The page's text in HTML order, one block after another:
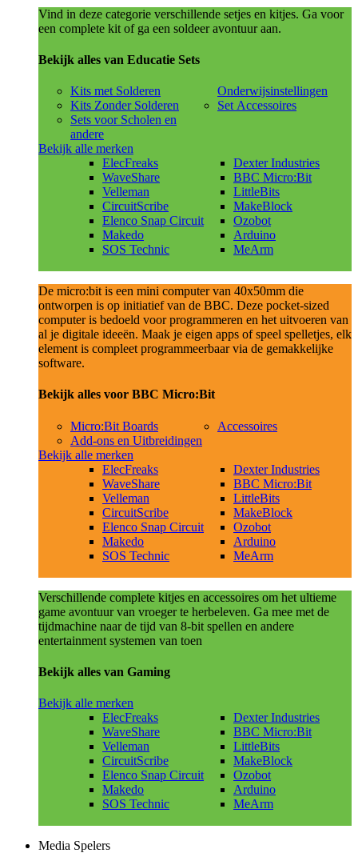
Vind in deze categorie verschillende setjes en kitjes. Ga voor
een complete kit of ga een soldeer avontuur aan.
Bekijk alles van Educatie Sets
Kits met Solderen
Kits Zonder Solderen
Sets voor Scholen en
andere
Onderwijsinstellingen
Set Accessoires
Bekijk alle merken
ElecFreaks
WaveShare
Velleman
CircuitScribe
Elenco Snap Circuit
Makedo
SOS Technic
Dexter Industries
BBC Micro:Bit
LittleBits
MakeBlock
Ozobot
Arduino
MeArm
De micro:bit is een mini computer van 40x50mm die
ontworpen is op initiatief van de BBC. Deze pocket-sized
computer is bedoeld voor programmeren en het uitvoeren van
al je digitale ideeën. Maak je eigen apps of speel spelletjes, elk
element is compleet programmeerbaar via de gemakkelijke
software.
Bekijk alles voor BBC Micro:Bit
Micro:Bit Boards
Add-ons en Uitbreidingen
Accessoires
Bekijk alle merken
ElecFreaks
WaveShare
Velleman
CircuitScribe
Elenco Snap Circuit
Makedo
SOS Technic
Dexter Industries
BBC Micro:Bit
LittleBits
MakeBlock
Ozobot
Arduino
MeArm
Verschillende complete kitjes en accessoires om het ultieme
game avontuur van vroeger te herbeleven. Ga mee met de
tijdmachine naar de tijd van 8-bit spellen en andere
entertainment systemen van toen
Bekijk alles van Gaming
Bekijk alle merken
ElecFreaks
WaveShare
Velleman
CircuitScribe
Elenco Snap Circuit
Makedo
SOS Technic
Dexter Industries
BBC Micro:Bit
LittleBits
MakeBlock
Ozobot
Arduino
MeArm
Media Spelers